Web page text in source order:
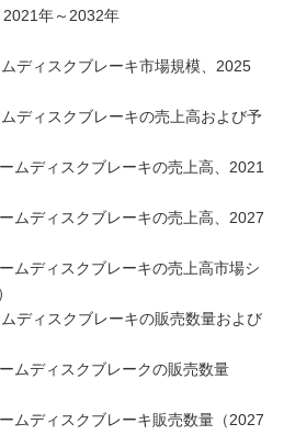
2021年～2032年
ディスクブレーキ市場規模、2025
ディスクブレーキの売上高および予
ムディスクブレーキの売上高、2021
ムディスクブレーキの売上高、2027
ムディスクブレーキの売上高市場シ
ディスクブレーキの販売数量および
ムディスクブレークの販売数量
ムディスクブレーキ販売数量（2027